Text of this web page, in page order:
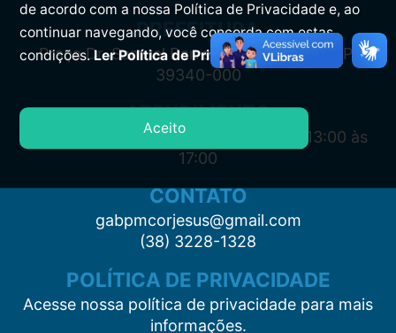
PREFEITURA
Praça Dr. Samuel Barreto, s/n, Centro CEP:
39340-000
ATENDIMENTO
Segunda à Sexta: 7:00 às 11:00 e das 13:00 às
17:00
CONTATO
gabpmcorjesus@gmail.com
(38) 3228-1328
POLÍTICA DE PRIVACIDADE
Acesse nossa política de privacidade para mais
informações.
de acordo com a nossa Política de Privacidade e, ao
continuar navegando, você concorda com estas
condições.Ler Política de Privacidade.
Aceito